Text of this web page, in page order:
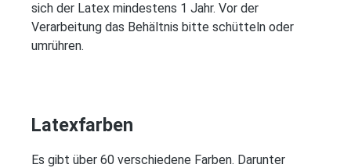
sich der Latex mindestens 1 Jahr. Vor der
Verarbeitung das Behältnis bitte schütteln oder
umrühren.
Latexfarben
Es gibt über 60 verschiedene Farben. Darunter